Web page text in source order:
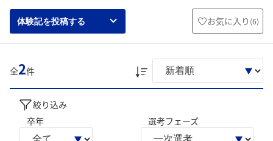
体験記を投稿する お気に入り (6)
全2件
絞り込み
卒年
選考フェーズ